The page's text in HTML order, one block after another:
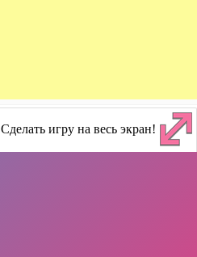
Сделать игру на весь экран!